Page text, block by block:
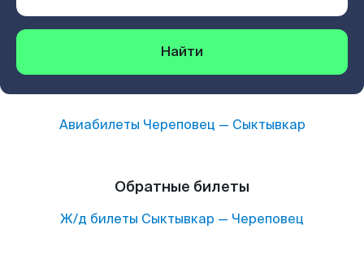
Найти
Авиабилеты Череповец — Сыктывкар
Обратные билеты
Ж/д билеты Сыктывкар — Череповец